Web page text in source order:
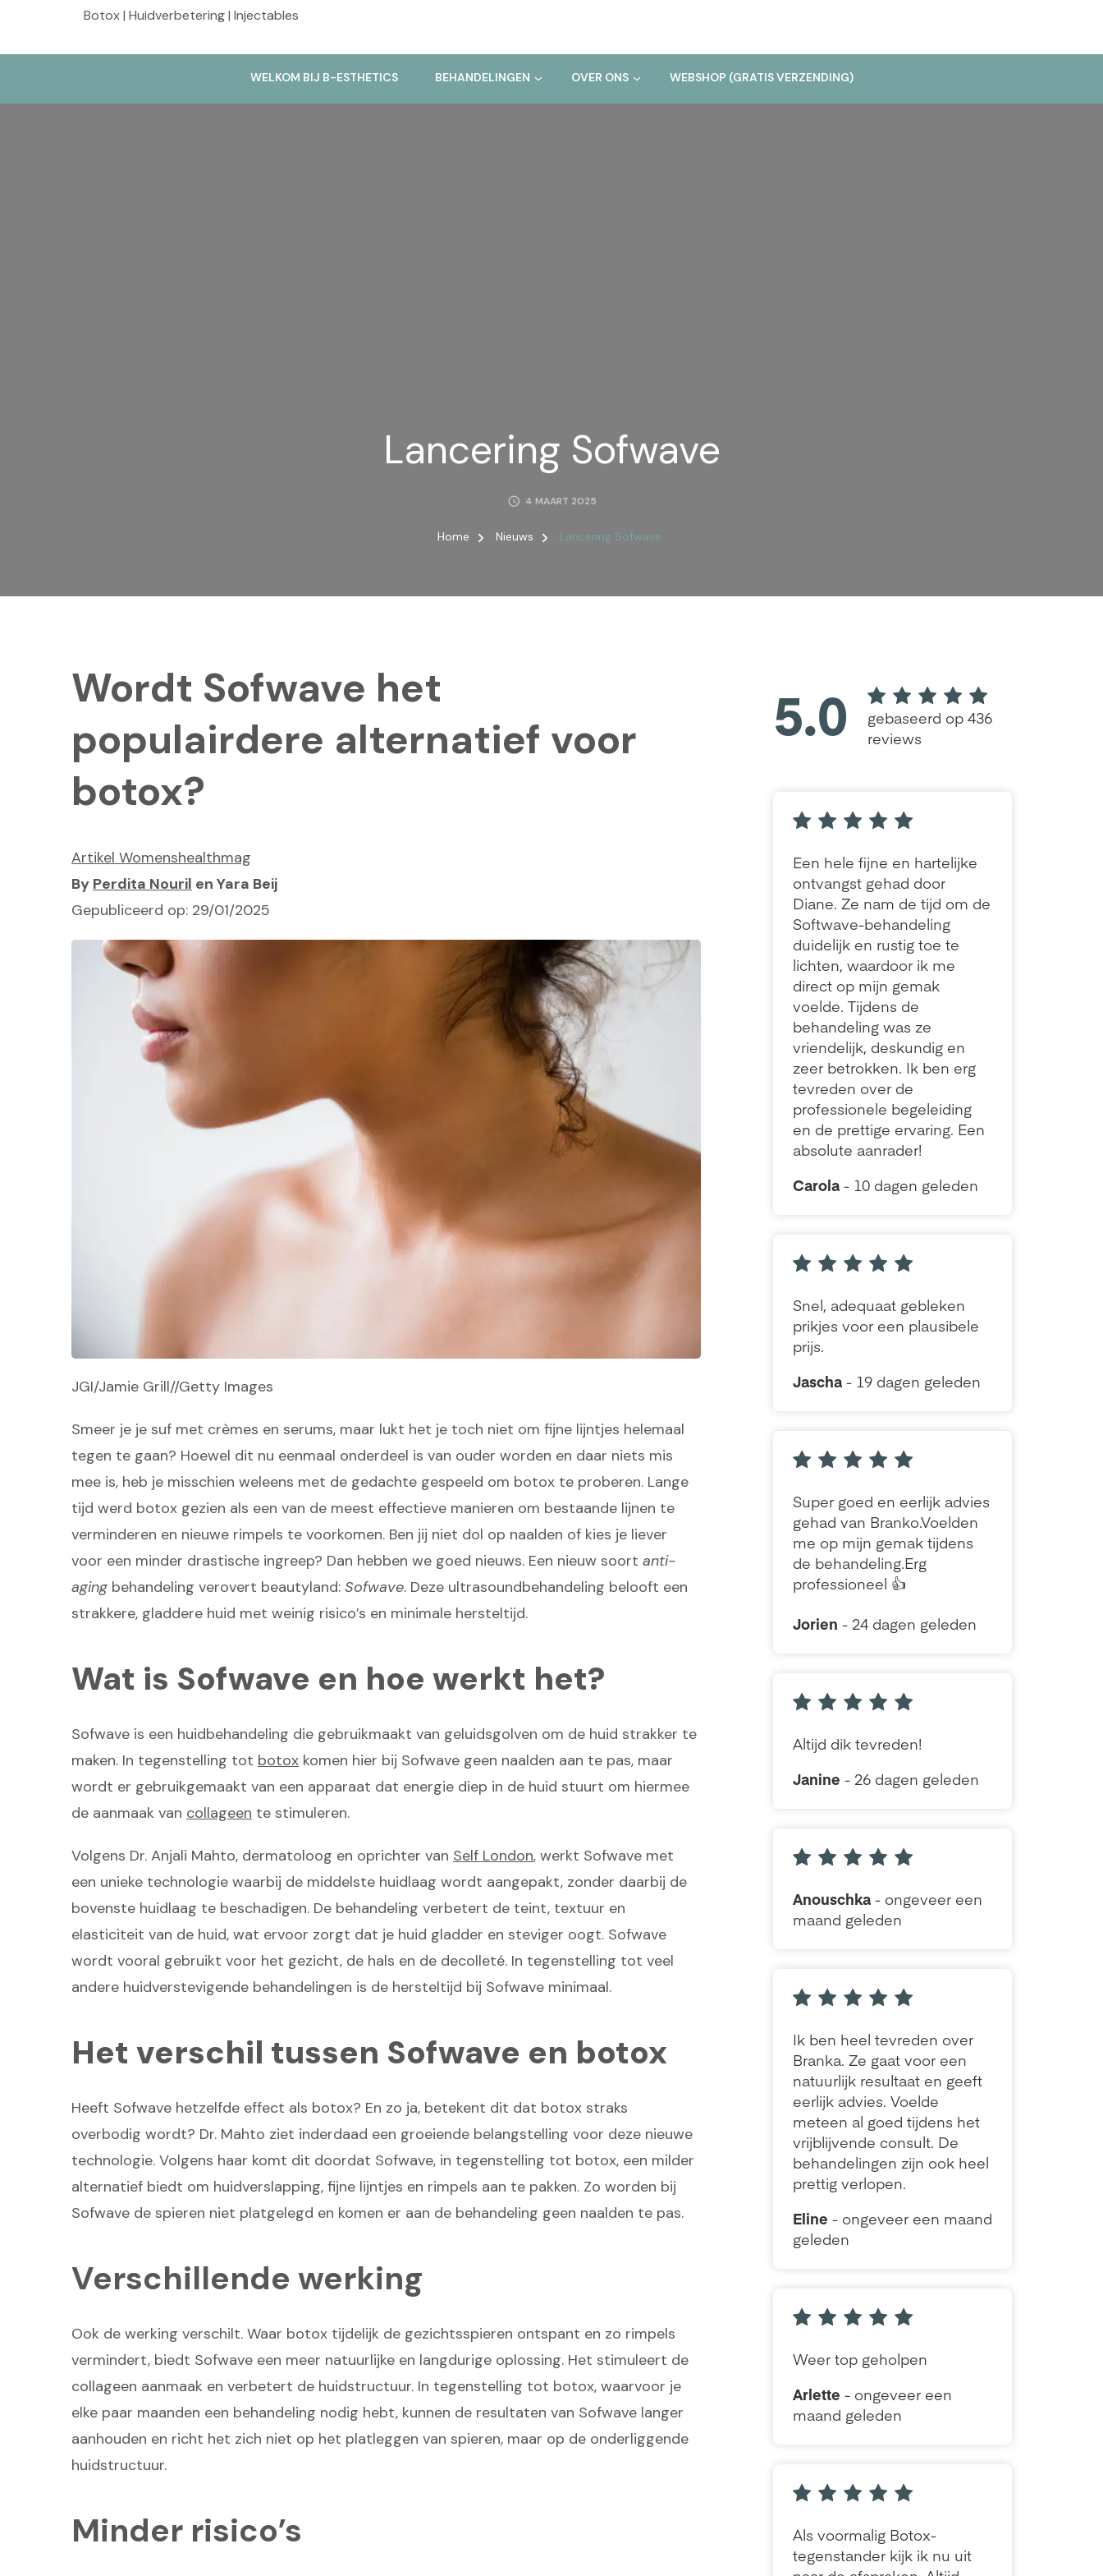
Botox | Huidverbetering | Injectables
WELKOM BIJ B-ESTHETICS BEHANDELINGEN OVER ONS WEBSHOP (GRATIS VERZENDING)
Lancering Sofwave
4 MAART 2025
Home Nieuws Lancering Sofwave
Wordt Sofwave het
populairdere alternatief voor
botox?
Artikel Womenshealthmag
By Perdita Nouril en Yara Beij
Gepubliceerd op: 29/01/2025
JGI/Jamie Grill//Getty Images
Smeer je je suf met crèmes en serums, maar lukt het je toch niet om fijne lijntjes helemaal
tegen te gaan? Hoewel dit nu eenmaal onderdeel is van ouder worden en daar niets mis
mee is, heb je misschien weleens met de gedachte gespeeld om botox te proberen. Lange
tijd werd botox gezien als een van de meest effectieve manieren om bestaande lijnen te
verminderen en nieuwe rimpels te voorkomen. Ben jij niet dol op naalden of kies je liever
voor een minder drastische ingreep? Dan hebben we goed nieuws. Een nieuw soort anti-
aging behandeling verovert beautyland: Sofwave. Deze ultrasoundbehandeling belooft een
strakkere, gladdere huid met weinig risico’s en minimale hersteltijd.
Wat is Sofwave en hoe werkt het?
Sofwave is een huidbehandeling die gebruikmaakt van geluidsgolven om de huid strakker te
maken. In tegenstelling tot botox komen hier bij Sofwave geen naalden aan te pas, maar
wordt er gebruikgemaakt van een apparaat dat energie diep in de huid stuurt om hiermee
de aanmaak van collageen te stimuleren.
Volgens Dr. Anjali Mahto, dermatoloog en oprichter van Self London, werkt Sofwave met
een unieke technologie waarbij de middelste huidlaag wordt aangepakt, zonder daarbij de
bovenste huidlaag te beschadigen. De behandeling verbetert de teint, textuur en
elasticiteit van de huid, wat ervoor zorgt dat je huid gladder en steviger oogt. Sofwave
wordt vooral gebruikt voor het gezicht, de hals en de decolleté. In tegenstelling tot veel
andere huidverstevigende behandelingen is de hersteltijd bij Sofwave minimaal.
Het verschil tussen Sofwave en botox
Heeft Sofwave hetzelfde effect als botox? En zo ja, betekent dit dat botox straks
overbodig wordt? Dr. Mahto ziet inderdaad een groeiende belangstelling voor deze nieuwe
technologie. Volgens haar komt dit doordat Sofwave, in tegenstelling tot botox, een milder
alternatief biedt om huidverslapping, fijne lijntjes en rimpels aan te pakken. Zo worden bij
Sofwave de spieren niet platgelegd en komen er aan de behandeling geen naalden te pas.
Verschillende werking
Ook de werking verschilt. Waar botox tijdelijk de gezichtsspieren ontspant en zo rimpels
vermindert, biedt Sofwave een meer natuurlijke en langdurige oplossing. Het stimuleert de
collageen aanmaak en verbetert de huidstructuur. In tegenstelling tot botox, waarvoor je
elke paar maanden een behandeling nodig hebt, kunnen de resultaten van Sofwave langer
aanhouden en richt het zich niet op het platleggen van spieren, maar op de onderliggende
huidstructuur.
Minder risico’s